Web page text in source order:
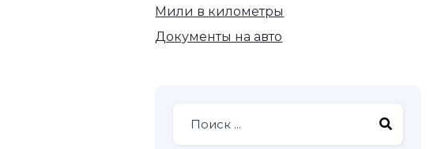
Мили в километры
Документы на авто